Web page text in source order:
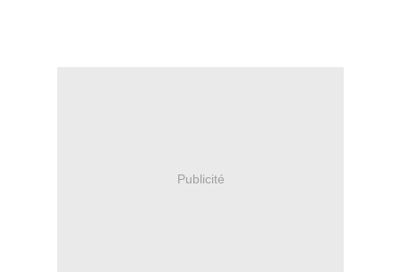
Publicité